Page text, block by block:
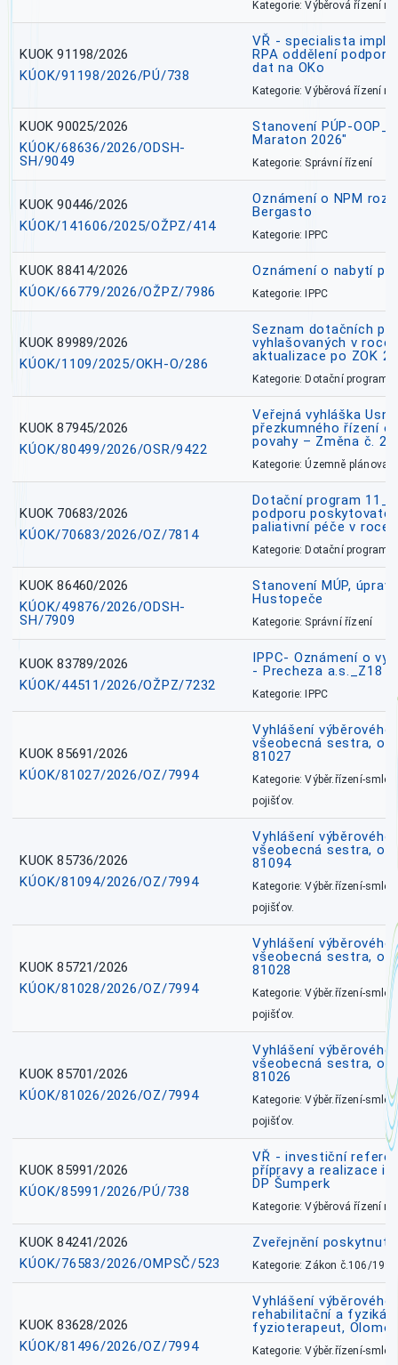
Kategorie: Výběrová řízení
KUOK 91198/2026
KÚOK/91198/2026/PÚ/738
VŘ - specialista
RPA oddělení
dat na OKo
Kategorie: Výběrová řízení
KUOK 90025/2026
KÚOK/68636/2026/ODSH-
SH/9049
Stanovení PÚP-
Maraton 2026"
Kategorie: Správní řízení
KUOK 90446/2026
KÚOK/141606/2025/OŽPZ/414
Oznámení o NPM
Bergasto
Kategorie: IPPC
KUOK 88414/2026
KÚOK/66779/2026/OŽPZ/7986
Oznámení o nabytí
Kategorie: IPPC
KUOK 89989/2026
KÚOK/1109/2025/OKH-O/286
Seznam dotačních
vyhlašovaných v roce
aktualizace po ZOK
Kategorie: Dotační
KUOK 87945/2026
KÚOK/80499/2026/OSR/9422
Veřejná vyhláška
přezkumného řízení
povahy – Změna č. 2
Kategorie: Územně
KUOK 70683/2026
KÚOK/70683/2026/OZ/7814
Dotační program
podporu
paliativní péče v roce
Kategorie: Dotační
KUOK 86460/2026
KÚOK/49876/2026/ODSH-
SH/7909
Stanovení MÚP,
Hustopeče
Kategorie: Správní řízení
KUOK 83789/2026
KÚOK/44511/2026/OŽPZ/7232
IPPC- Oznámení o
- Precheza a.s._Z18
Kategorie: IPPC
KUOK 85691/2026
KÚOK/81027/2026/OZ/7994
Vyhlášení
všeobecná sestra,
81027
Kategorie: Výběr.řízení-
pojišťov.
KUOK 85736/2026
KÚOK/81094/2026/OZ/7994
Vyhlášení
všeobecná sestra,
81094
Kategorie: Výběr.řízení-
pojišťov.
KUOK 85721/2026
KÚOK/81028/2026/OZ/7994
Vyhlášení
všeobecná sestra,
81028
Kategorie: Výběr.řízení-
pojišťov.
KUOK 85701/2026
KÚOK/81026/2026/OZ/7994
Vyhlášení
všeobecná sestra,
81026
Kategorie: Výběr.řízení-
pojišťov.
KUOK 85991/2026
KÚOK/85991/2026/PÚ/738
VŘ - investiční
přípravy a realizace
DP Šumperk
Kategorie: Výběrová řízení
KUOK 84241/2026
KÚOK/76583/2026/OMPSČ/523
Zveřejnění
Kategorie: Zákon č.106/1999
KUOK 83628/2026
KÚOK/81496/2026/OZ/7994
Vyhlášení
rehabilitační a
fyzioterapeut,
Kategorie: Výběr.řízení-